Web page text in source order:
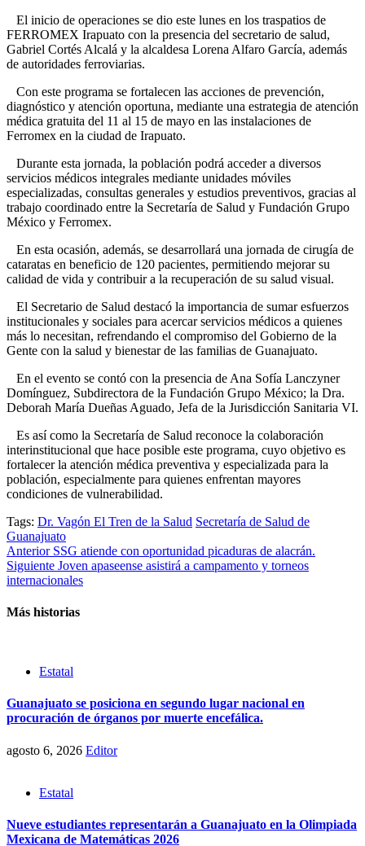
El inicio de operaciones se dio este lunes en los traspatios de
FERROMEX Irapuato con la presencia del secretario de salud,
Gabriel Cortés Alcalá y la alcaldesa Lorena Alfaro García, además
de autoridades ferroviarias.
Con este programa se fortalecen las acciones de prevención,
diagnóstico y atención oportuna, mediante una estrategia de atención
médica gratuita del 11 al 15 de mayo en las instalaciones de
Ferromex en la ciudad de Irapuato.
Durante esta jornada, la población podrá acceder a diversos
servicios médicos integrales mediante unidades móviles
especializadas, consultas generales y estudios preventivos, gracias al
trabajo coordinado entre la Secretaría de Salud y Fundación Grupo
México y Ferromex.
En esta ocasión, además, se desarrollará una jornada de cirugía de
cataratas en beneficio de 120 pacientes, permitiendo mejorar su
calidad de vida y contribuir a la recuperación de su salud visual.
El Secretario de Salud destacó la importancia de sumar esfuerzos
institucionales y sociales para acercar servicios médicos a quienes
más lo necesitan, refrendando el compromiso del Gobierno de la
Gente con la salud y bienestar de las familias de Guanajuato.
En el evento se contó con la presencia de Ana Sofía Lanczyner
Domínguez, Subdirectora de la Fundación Grupo México; la Dra.
Deborah María Dueñas Aguado, Jefa de la Jurisdicción Sanitaria VI.
Es así como la Secretaría de Salud reconoce la colaboración
interinstitucional que hace posible este programa, cuyo objetivo es
fortalecer la atención médica preventiva y especializada para la
población, especialmente para quienes enfrentan mayores
condiciones de vulnerabilidad.
Tags: Dr. Vagón El Tren de la Salud Secretaría de Salud de
Guanajuato
Post
navigation
AnteriorSSG atiende con oportunidad picaduras de alacrán.
Siguiente Joven apaseense asistirá a campamento y torneos
internacionales
Más historias
Estatal
Guanajuato se posiciona en segundo lugar nacional en
procuración de órganos por muerte encefálica.
agosto 6, 2026 Editor
Estatal
Nueve estudiantes representarán a Guanajuato en la Olimpiada
Mexicana de Matemáticas 2026